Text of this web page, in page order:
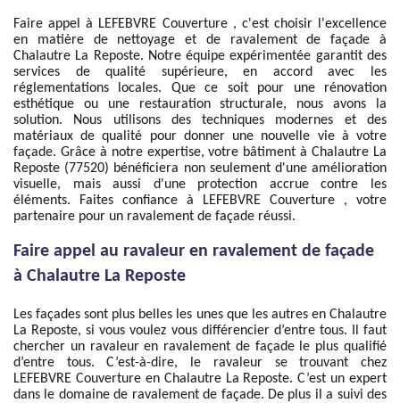
Faire appel à LEFEBVRE Couverture , c'est choisir l'excellence
en matière de nettoyage et de ravalement de façade à
Chalautre La Reposte. Notre équipe expérimentée garantit des
services de qualité supérieure, en accord avec les
réglementations locales. Que ce soit pour une rénovation
esthétique ou une restauration structurale, nous avons la
solution. Nous utilisons des techniques modernes et des
matériaux de qualité pour donner une nouvelle vie à votre
façade. Grâce à notre expertise, votre bâtiment à Chalautre La
Reposte (77520) bénéficiera non seulement d'une amélioration
visuelle, mais aussi d'une protection accrue contre les
éléments. Faites confiance à LEFEBVRE Couverture , votre
partenaire pour un ravalement de façade réussi.
Faire appel au ravaleur en ravalement de façade
à Chalautre La Reposte
Les façades sont plus belles les unes que les autres en Chalautre
La Reposte, si vous voulez vous différencier d’entre tous. Il faut
chercher un ravaleur en ravalement de façade le plus qualifié
d’entre tous. C’est-à-dire, le ravaleur se trouvant chez
LEFEBVRE Couverture en Chalautre La Reposte. C’est un expert
dans le domaine de ravalement de façade. De plus il a suivi des